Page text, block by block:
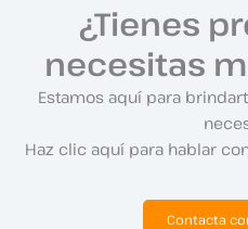
¿Tienes
necesitas
Estamos aquí para
Haz clic aquí para hablar
Contacta